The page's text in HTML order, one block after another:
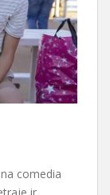
comedia
ir